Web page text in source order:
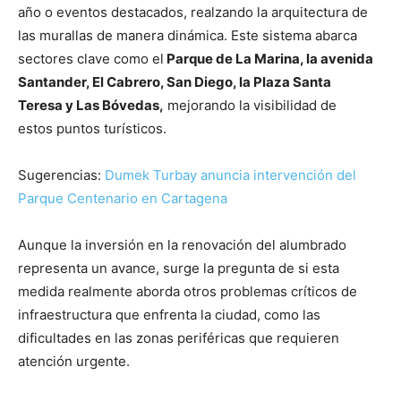
año o eventos destacados, realzando la arquitectura de
las murallas de manera dinámica. Este sistema abarca
sectores clave como el Parque de La Marina, la avenida
Santander, El Cabrero, San Diego, la Plaza Santa
Teresa y Las Bóvedas, mejorando la visibilidad de
estos puntos turísticos.
Sugerencias: Dumek Turbay anuncia intervención del
Parque Centenario en Cartagena
Aunque la inversión en la renovación del alumbrado
representa un avance, surge la pregunta de si esta
medida realmente aborda otros problemas críticos de
infraestructura que enfrenta la ciudad, como las
dificultades en las zonas periféricas que requieren
atención urgente.